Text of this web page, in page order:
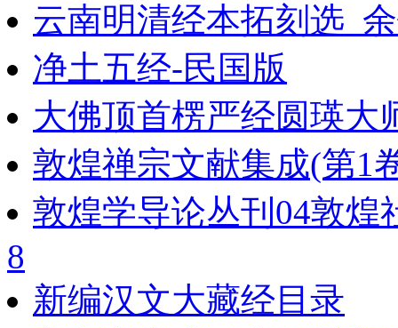
云南明清经本拓刻选_
净土五经-民国版
大佛顶首楞严经圆瑛大
敦煌禅宗文献集成(第1
敦煌学导论丛刊04敦煌
8
新编汉文大藏经目录